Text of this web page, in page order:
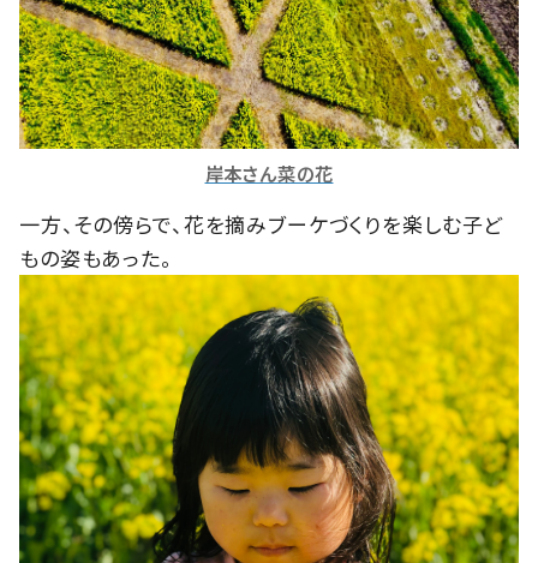
岸本さん菜の花
一方、その傍らで、花を摘みブーケづくりを楽しむ子ど
もの姿もあった。